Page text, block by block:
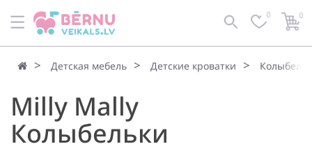
0 0
Детская мебель Детские кроватки
Milly Mally
Колыбельки